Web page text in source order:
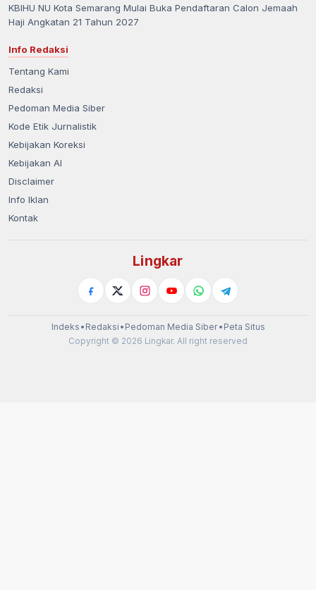
KBIHU NU Kota Semarang Mulai Buka Pendaftaran Calon Jemaah
Haji Angkatan 21 Tahun 2027
Info Redaksi
Tentang Kami
Redaksi
Pedoman Media Siber
Kode Etik Jurnalistik
Kebijakan Koreksi
Kebijakan AI
Disclaimer
Info Iklan
Kontak
Lingkar
Indeks • Redaksi • Pedoman Media Siber• Peta Situs
Copyright © 2026 Lingkar. All right reserved